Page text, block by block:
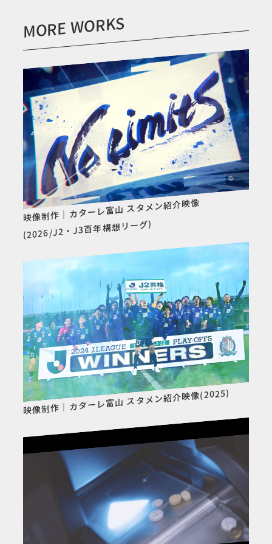
MORE WORKS
映像制作｜カターレ富山 スタメン紹介映像
(2026/J2・J3百年構想リーグ)
映像制作｜カターレ富山 スタメン紹介映像(2025)